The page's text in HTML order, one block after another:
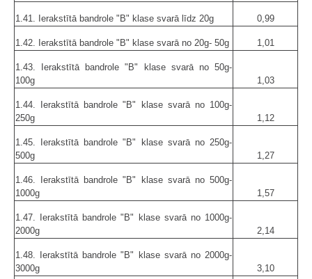
1.41. Ierakstītā bandrole "B" klase svarā līdz 20g 0,99
1.42. Ierakstītā bandrole "B" klase svarā no 20g- 50g 1,01
1.43. Ierakstītā bandrole "B" klase svarā no 50g-
100g
1,03
1.44. Ierakstītā bandrole "B" klase svarā no 100g-
250g
1,12
1.45. Ierakstītā bandrole "B" klase svarā no 250g-
500g
1,27
1.46. Ierakstītā bandrole "B" klase svarā no 500g-
1000g
1,57
1.47. Ierakstītā bandrole "B" klase svarā no 1000g-
2000g
2,14
1.48. Ierakstītā bandrole "B" klase svarā no 2000g-
3000g
3,10